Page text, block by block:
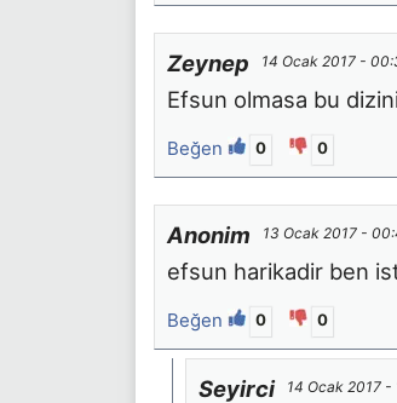
Zeynep 14 Ocak 2017 -
Efsun olmasa bu
Beğen 0 0
Anonim 13 Ocak 2017 -
efsun harikadir ben
Beğen 0 0
Seyirci 14 Ocak 2017 -